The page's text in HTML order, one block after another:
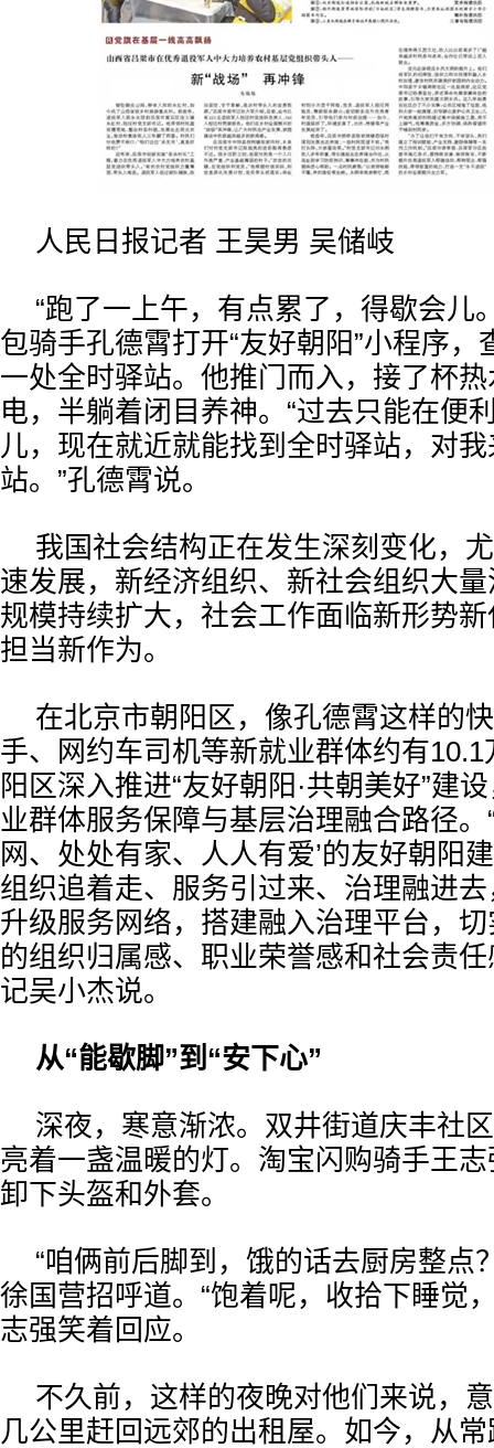
人民日报记者 王昊男 吴储岐
“跑了一上午，有点累了，得歇会儿
包骑手孔德霄打开“友好朝阳”小程序，
一处全时驿站。他推门而入，接了杯
电，半躺着闭目养神。“过去只能在便
儿，现在就近就能找到全时驿站，对
站。”孔德霄说。
我国社会结构正在发生深刻变化，
速发展，新经济组织、新社会组织大
规模持续扩大，社会工作面临新形势
担当新作为。
在北京市朝阳区，像孔德霄这样的
手、网约车司机等新就业群体约有
阳区深入推进“友好朝阳·共朝美好”建
业群体服务保障与基层治理融合路径。
网、处处有家、人人有爱’的友好朝阳
组织追着走、服务引过来、治理融进
升级服务网络，搭建融入治理平台，
的组织归属感、职业荣誉感和社会责
记吴小杰说。
从“能歇脚”到“安下心”
深夜，寒意渐浓。双井街道庆丰社
亮着一盏温暖的灯。淘宝闪购骑手王
卸下头盔和外套。
“咱俩前后脚到，饿的话去厨房整点
徐国营招呼道。“饱着呢，收拾下睡觉
志强笑着回应。
不久前，这样的夜晚对他们来说，
几公里赶回远郊的出租屋。如今，从